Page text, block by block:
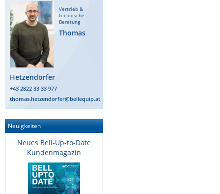
Vertrieb &
technische
Beratung
Thomas
Hetzendorfer
+43 2822 33 33 977
thomas.hetzendorfer@bellequip.at
Neuigkeiten
Neues Bell-Up-to-Date
Kundenmagazin